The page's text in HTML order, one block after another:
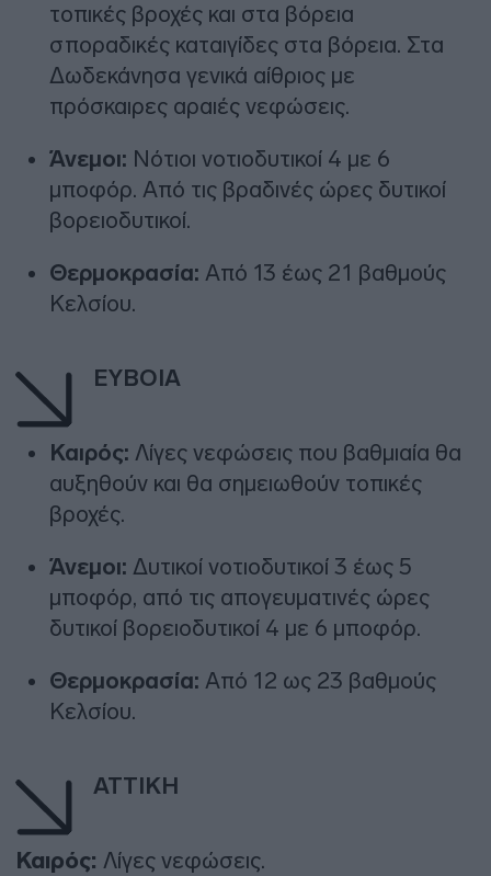
τοπικές βροχές και στα βόρεια
σποραδικές καταιγίδες στα βόρεια. Στα
Δωδεκάνησα γενικά αίθριος με
πρόσκαιρες αραιές νεφώσεις.
Άνεμοι: Νότιοι νοτιοδυτικοί 4 με 6
μποφόρ. Από τις βραδινές ώρες δυτικοί
βορειοδυτικοί.
Θερμοκρασία: Από 13 έως 21 βαθμούς
Κελσίου.
ΕΥΒΟΙΑ
Καιρός: Λίγες νεφώσεις που βαθμιαία θα
αυξηθούν και θα σημειωθούν τοπικές
βροχές.
Άνεμοι: Δυτικοί νοτιοδυτικοί 3 έως 5
μποφόρ, από τις απογευματινές ώρες
δυτικοί βορειοδυτικοί 4 με 6 μποφόρ.
Θερμοκρασία: Από 12 ως 23 βαθμούς
Κελσίου.
ΑΤΤΙΚΗ
Καιρός: Λίγες νεφώσεις.